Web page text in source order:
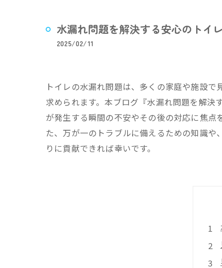
水漏れ問題を解決する安心のトイ
2025/02/11
トイレの水漏れ問題は、多くの家庭や施設
求められます。本ブログ『水漏れ問題を解
が発生する瞬間の不安やその後の対応に焦点
た、万が一のトラブルに備えるための知識
りに貢献できれば幸いです。